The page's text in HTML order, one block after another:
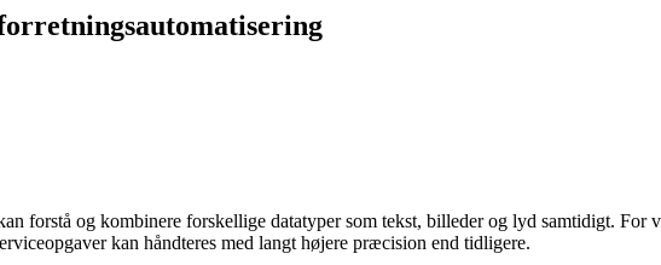
forstå og kombinere forskellige datatyper som tekst, billeder og lyd samtidigt. For
kan håndteres med langt højere præcision end tidligere.